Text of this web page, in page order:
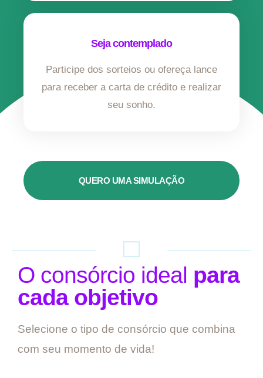
Seja contemplado
Participe dos sorteios ou ofereça lance
para receber a carta de crédito e realizar
seu sonho.
QUERO UMA SIMULAÇÃO
O consórcio ideal para
cada objetivo
Selecione o tipo de consórcio que combina
com seu momento de vida!